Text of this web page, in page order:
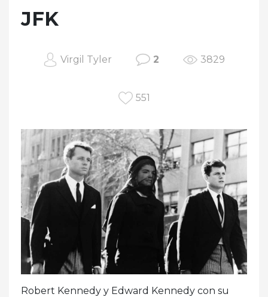
JFK
Virgil Tyler 2 3829
551
Robert Kennedy y Edward Kennedy con su